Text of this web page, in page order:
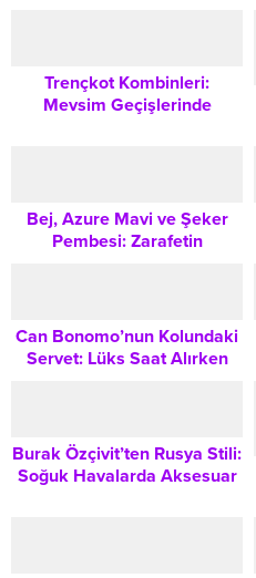
Trençkot Kombinleri:
Mevsim Geçişlerinde
Bej, Azure Mavi ve Şeker
Pembesi: Zarafetin
Can Bonomo’nun Kolundaki
Servet: Lüks Saat Alırken
Burak Özçivit’ten Rusya Stili:
Soğuk Havalarda Aksesuar